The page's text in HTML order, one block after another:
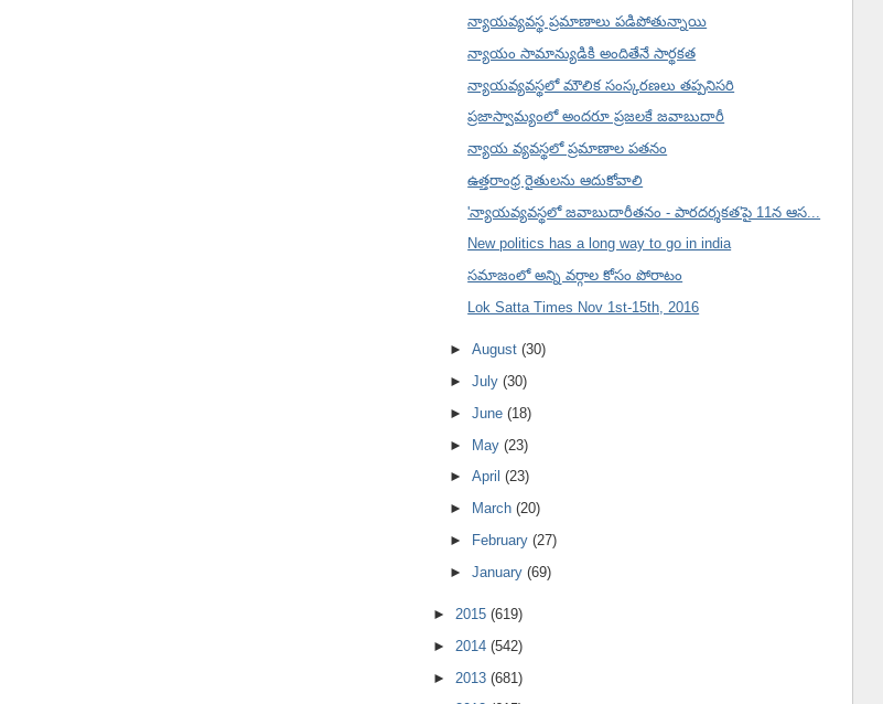
న్యాయవ్యవస్థ ప్రమాణాలు పడిపోతున్నాయి
న్యాయం సామాన్యుడికి అందితేనే సార్థకత
న్యాయవ్యవస్థలో మౌలిక సంస్కరణలు తప్పనిసరి
ప్రజాస్వామ్యంలో అందరూ ప్రజలకే జవాబుదారీ
న్యాయ వ్యవస్థలో ప్రమాణాల పతనం
ఉత్తరాంధ్ర రైతులను ఆదుకోవాలి
'న్యాయవ్యవస్థలో జవాబుదారీతనం - పారదర్శకత'పై 11న ఆస...
New politics has a long way to go in india
సమాజంలో అన్ని వర్గాల కోసం పోరాటం
Lok Satta Times Nov 1st-15th, 2016
►August(30)
►July(30)
►June(18)
► May(23)
►April(23)
►
March(20)
►
February(27)
►January(69)
► 2015 (619)
► 2014 (542)
► 2013 (681)